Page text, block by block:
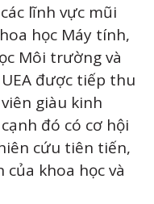
lĩnh vực mũi
học Máy tính,
Môi trường và
được tiếp thu
giàu kinh
đó có cơ hội
cứu tiên tiến,
khoa học và